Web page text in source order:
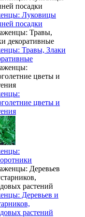
Луковицы
посадки
Травы, Злаки
цветы и
Деревьев и
растений